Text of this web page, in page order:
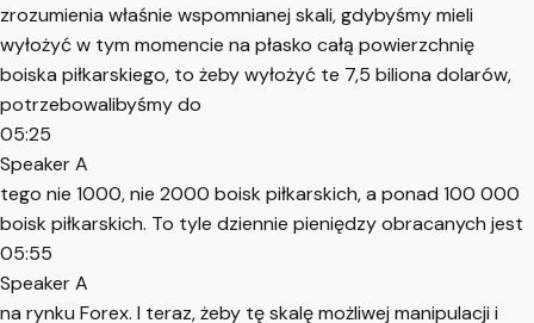
zrozumienia właśnie wspomnianej skali, gdybyśmy mieli
wyłożyć w tym momencie na płasko całą powierzchnię
boiska piłkarskiego, to żeby wyłożyć te 7,5 biliona dolarów,
potrzebowalibyśmy do
05:25
Speaker A
tego nie 1000, nie 2000 boisk piłkarskich, a ponad 100 000
boisk piłkarskich. To tyle dziennie pieniędzy obracanych jest
05:55
Speaker A
na rynku Forex. I teraz, żeby tę skalę możliwej manipulacji i